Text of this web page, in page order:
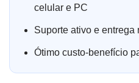
celular e PC
Suporte ativo e
Ótimo custo-benefício